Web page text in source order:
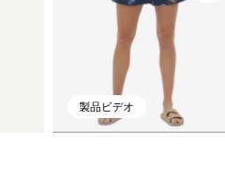
製品ビデオ